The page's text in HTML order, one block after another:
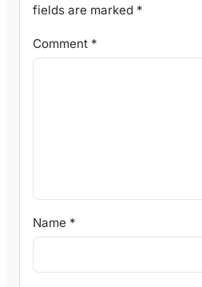
fields are marked *
Comment *
Name *